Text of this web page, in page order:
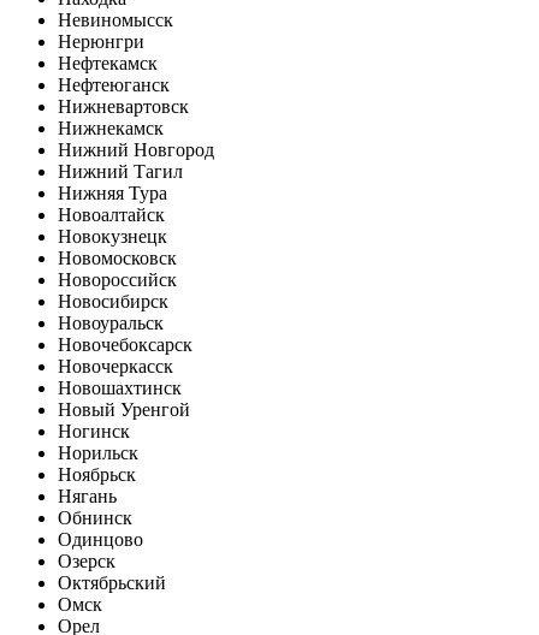
Невиномысск
Нерюнгри
Нефтекамск
Нефтеюганск
Нижневартовск
Нижнекамск
Нижний Новгород
Нижний Тагил
Нижняя Тура
Новоалтайск
Новокузнецк
Новомосковск
Новороссийск
Новосибирск
Новоуральск
Новочебоксарск
Новочеркасск
Новошахтинск
Новый Уренгой
Ногинск
Норильск
Ноябрьск
Нягань
Обнинск
Одинцово
Озерск
Октябрьский
Омск
Орел